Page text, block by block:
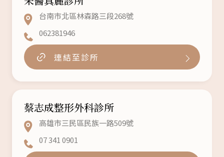
台南市北區林森路三段268號
062381946
連結至診所
蔡志成整形外科診所
高雄市三民區民族一路509號
07 341 0901